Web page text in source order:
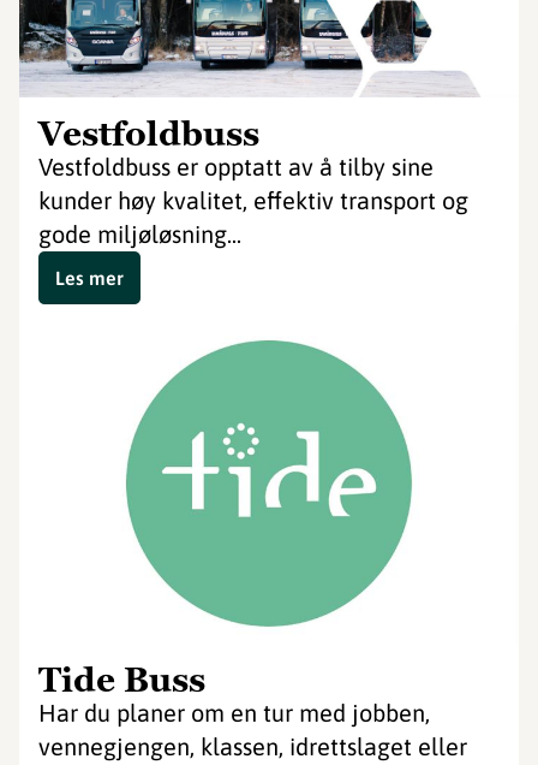
Vestfoldbuss
Vestfoldbuss er opptatt av å tilby sine
kunder høy kvalitet, effektiv transport og
gode miljøløsning...
Les mer
Tide Buss
Har du planer om en tur med jobben,
vennegjengen, klassen, idrettslaget eller